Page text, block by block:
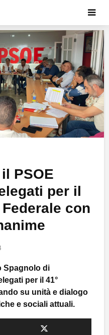
PSOE
per il
con
Spagnolo di
per il 41°
su unità e dialogo
e sociali attuali.